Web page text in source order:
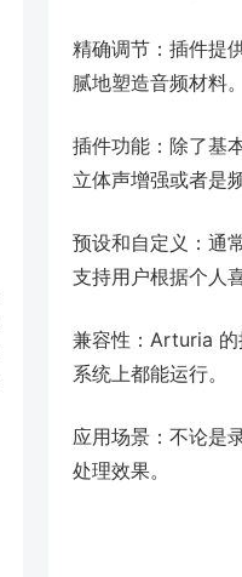
精确调节：插件提
腻地塑造音频材料。
插件功能：除了基
立体声增强或者是
预设和自定义：通
支持用户根据个人
兼容性：Arturia
系统上都能运行。
应用场景：不论是
处理效果。